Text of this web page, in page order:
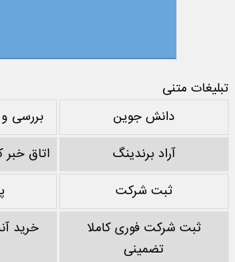
تبلیغات متنی
دانش جوین
بررسی
آراد برندینگ
اتاق
ثبت شرکت
ثبت شرکت فوری کاملا
تضمینی
خرید